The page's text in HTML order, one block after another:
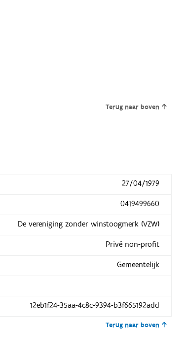
Terug naar boven
27/04/1979
0419499660
De vereniging zonder winstoogmerk (VZW)
Privé non-profit
Gemeentelijk
12eb1f24-35aa-4c8c-9394-b3f665192add
Terug naar boven